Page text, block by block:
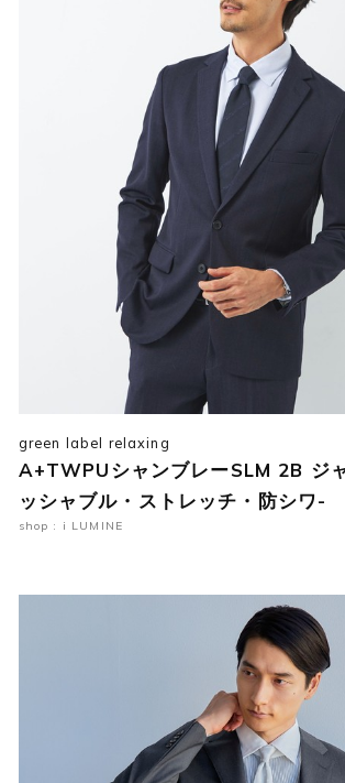
green label relaxing
A+TWPUシャンブレーSLM 2B ジ
ッシャブル・ストレッチ・防シワ-
shop : i LUMINE